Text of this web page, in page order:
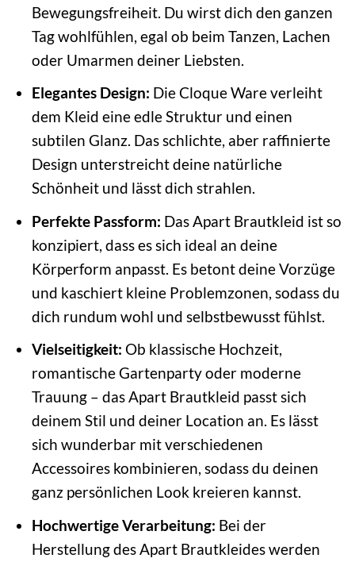
Bewegungsfreiheit. Du wirst dich den ganzen
Tag wohlfühlen, egal ob beim Tanzen, Lachen
oder Umarmen deiner Liebsten.
Elegantes Design: Die Cloque Ware verleiht
dem Kleid eine edle Struktur und einen
subtilen Glanz. Das schlichte, aber raffinierte
Design unterstreicht deine natürliche
Schönheit und lässt dich strahlen.
Perfekte Passform: Das Apart Brautkleid ist so
konzipiert, dass es sich ideal an deine
Körperform anpasst. Es betont deine Vorzüge
und kaschiert kleine Problemzonen, sodass du
dich rundum wohl und selbstbewusst fühlst.
Vielseitigkeit: Ob klassische Hochzeit,
romantische Gartenparty oder moderne
Trauung – das Apart Brautkleid passt sich
deinem Stil und deiner Location an. Es lässt
sich wunderbar mit verschiedenen
Accessoires kombinieren, sodass du deinen
ganz persönlichen Look kreieren kannst.
Hochwertige Verarbeitung: Bei der
Herstellung des Apart Brautkleides werden